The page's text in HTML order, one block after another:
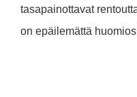
tasapainottavat
on epäilemättä